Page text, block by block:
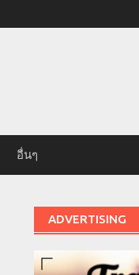
อื่นๆ
ADVERTISING